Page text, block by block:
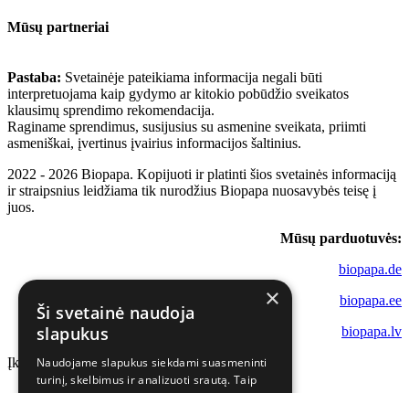
Mūsų partneriai
Pastaba: Svetainėje pateikiama informacija negali būti
interpretuojama kaip gydymo ar kitokio pobūdžio sveikatos
klausimų sprendimo rekomendacija.
Raginame sprendimus, susijusius su asmenine sveikata, priimti
asmeniškai, įvertinus įvairius informacijos šaltinius.
2022 - 2026 Biopapa. Kopijuoti ir platinti šios svetainės informaciją
ir straipsnius leidžiama tik nurodžius Biopapa nuosavybės teisę į
juos.
Mūsų parduotuvės:
biopapa.de
biopapa.ee
biopapa.lv
Įkeliama...
×
Ši svetainė naudoja
slapukus
Naudojame slapukus siekdami suasmeninti
turinį, skelbimus ir analizuoti srautą. Taip